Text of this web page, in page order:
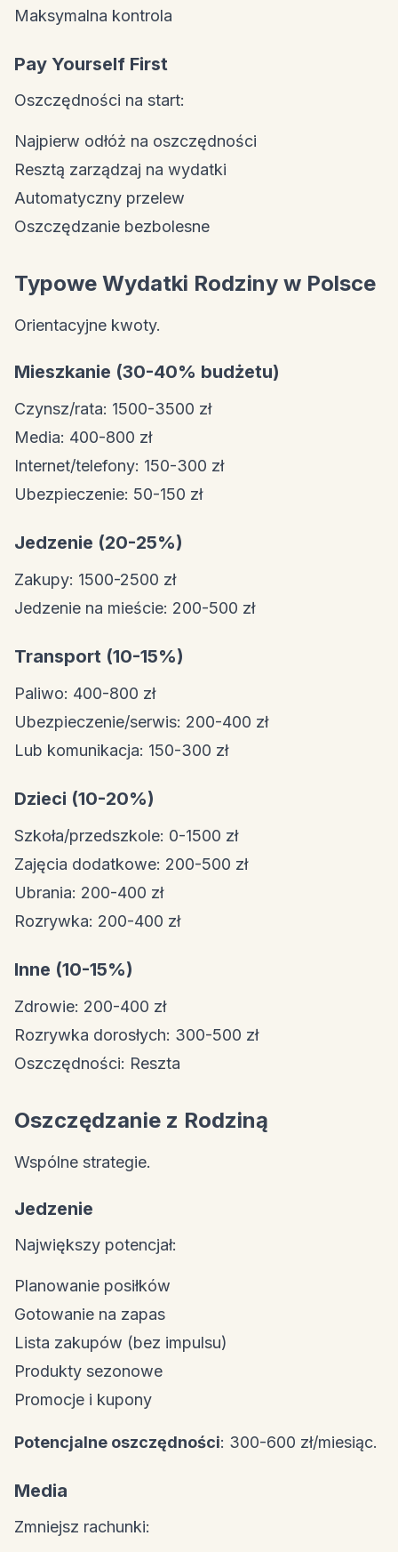
Maksymalna kontrola
Pay Yourself First
Oszczędności na start:
Najpierw odłóż na oszczędności
Resztą zarządzaj na wydatki
Automatyczny przelew
Oszczędzanie bezbolesne
Typowe Wydatki Rodziny w Polsce
Orientacyjne kwoty.
Mieszkanie (30-40% budżetu)
Czynsz/rata: 1500-3500 zł
Media: 400-800 zł
Internet/telefony: 150-300 zł
Ubezpieczenie: 50-150 zł
Jedzenie (20-25%)
Zakupy: 1500-2500 zł
Jedzenie na mieście: 200-500 zł
Transport (10-15%)
Paliwo: 400-800 zł
Ubezpieczenie/serwis: 200-400 zł
Lub komunikacja: 150-300 zł
Dzieci (10-20%)
Szkoła/przedszkole: 0-1500 zł
Zajęcia dodatkowe: 200-500 zł
Ubrania: 200-400 zł
Rozrywka: 200-400 zł
Inne (10-15%)
Zdrowie: 200-400 zł
Rozrywka dorosłych: 300-500 zł
Oszczędności: Reszta
Oszczędzanie z Rodziną
Wspólne strategie.
Jedzenie
Największy potencjał:
Planowanie posiłków
Gotowanie na zapas
Lista zakupów (bez impulsu)
Produkty sezonowe
Promocje i kupony
Potencjalne oszczędności: 300-600 zł/miesiąc.
Media
Zmniejsz rachunki: